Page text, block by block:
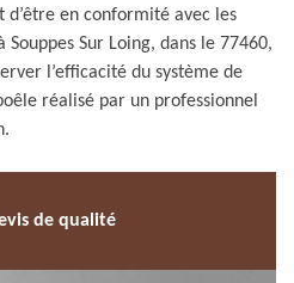
d’être en conformité avec les
Sur Loing, dans le 77460,
l’efficacité du système de
réalisé par un professionnel
de qualité